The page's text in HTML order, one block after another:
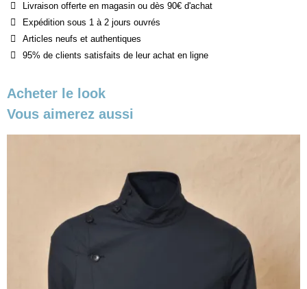
Livraison offerte en magasin ou dès 90€ d'achat
Expédition sous 1 à 2 jours ouvrés
Articles neufs et authentiques
95% de clients satisfaits de leur achat en ligne
Acheter le look
Vous aimerez aussi